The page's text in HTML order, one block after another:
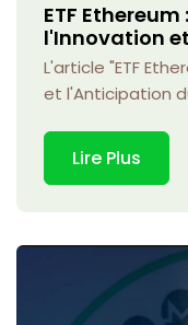
ETF
l'Innovation
L'article "ETF
et l'Anticipation
Lire Plus